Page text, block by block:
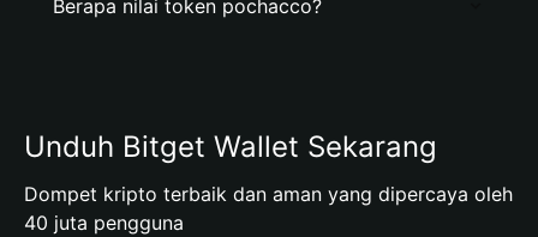
Berapa nilai token pochacco?
Unduh Bitget Wallet Sekarang
Dompet kripto terbaik dan aman yang dipercaya oleh
40 juta pengguna